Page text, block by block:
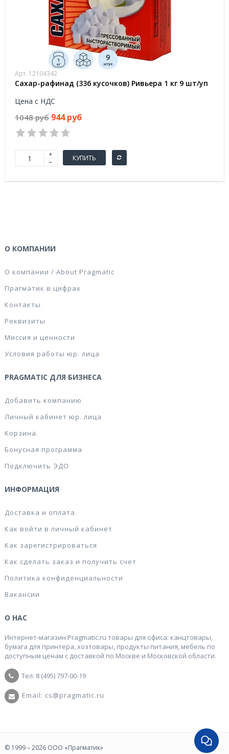
Арт. 12104342
Сахар-рафинад (336 кусочков) Ривьера 1 кг 9 шт/уп
Цена с НДС
1048 руб 944 руб
КУПИТЬ
О КОМПАНИИ
О компании / About Pragmatic
Прагматик в цифрах
Контакты
Реквизиты
Миссия и ценности
Условия работы юр. лица
PRAGMATIC ДЛЯ БИЗНЕСА
Добавить компанию
Личный кабинет юр. лица
Корзина
Бонусная программа
Подключить ЭДО
ИНФОРМАЦИЯ
Доставка и оплата
Как войти в личный кабинет
Как зарегистрироваться
Как сделать заказ и получить счет
Политика конфиденциальности
Вакансии
О НАС
Интернет-магазин Pragmatic.ru товары для офиса: канцтовары,
бумага для принтера, хозтовары, продукты питания, мебель по
доступным ценам с доставкой по Москве и Московской области.
Тел: 8 (495) 797-00-19
Email: cs@pragmatic.ru
© 1999 – 2026 ООО «Прагматик»